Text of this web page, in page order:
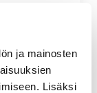
ja mainosten
Lisäksi